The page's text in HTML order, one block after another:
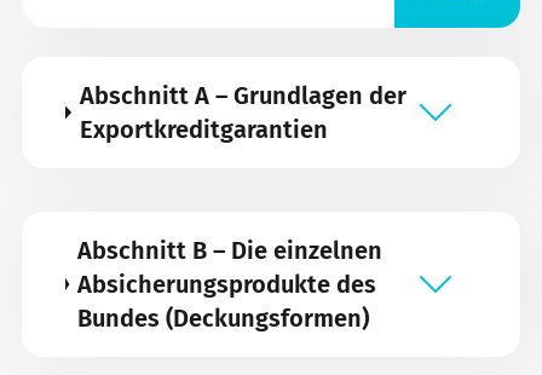
Abschnitt A – Grundlagen der
Exportkreditgarantien
Abschnitt B – Die einzelnen
Absicherungsprodukte des
Bundes (Deckungsformen)